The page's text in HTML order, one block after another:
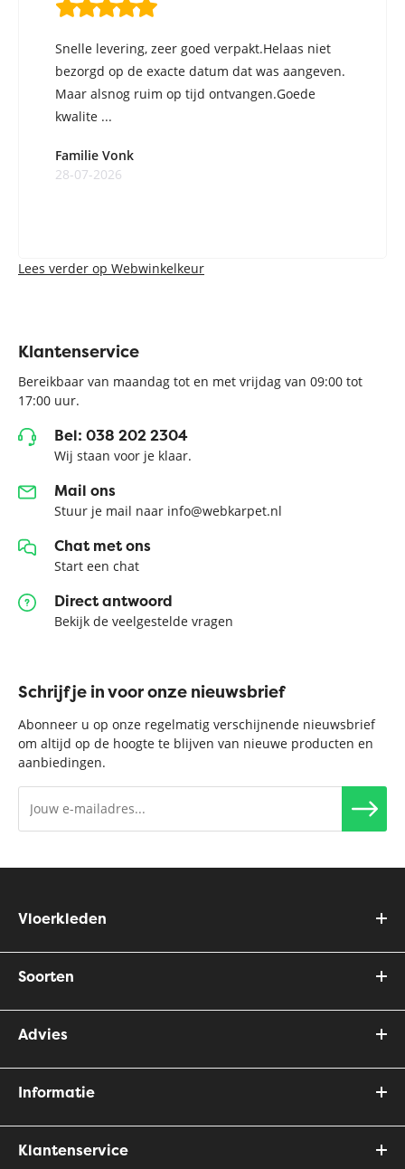
Snelle levering, zeer goed verpakt.Helaas niet
bezorgd op de exacte datum dat was aangeven.
Maar alsnog ruim op tijd ontvangen.Goede
kwalite ...
Familie Vonk
28-07-2026
Lees verder op Webwinkelkeur
Klantenservice
Bereikbaar van maandag tot en met vrijdag van 09:00 tot
17:00 uur.
Bel: 038 202 2304
Wij staan voor je klaar.
Mail ons
Stuur je mail naar info@webkarpet.nl
Chat met ons
Start een chat
Direct antwoord
Bekijk de veelgestelde vragen
Schrijf je in voor onze nieuwsbrief
Abonneer u op onze regelmatig verschijnende nieuwsbrief
om altijd op de hoogte te blijven van nieuwe producten en
aanbiedingen.
Vloerkleden
Soorten
Advies
Informatie
Klantenservice